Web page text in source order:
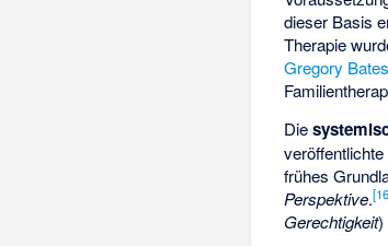
dieser Basis
Therapie
Gregory
Die
veröffentlichte
frühes
Perspektive.[
Gerechtigkeit